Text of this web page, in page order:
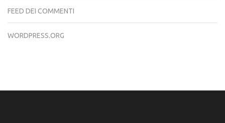
FEED DEI COMMENTI
WORDPRESS.ORG